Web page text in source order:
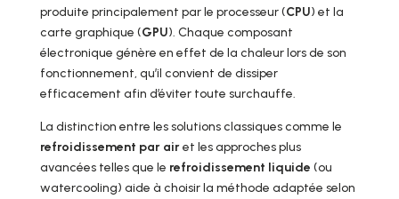
produite principalement par le processeur (CPU) et la
carte graphique (GPU). Chaque composant
électronique génère en effet de la chaleur lors de son
fonctionnement, qu’il convient de dissiper
efficacement afin d’éviter toute surchauffe.
La distinction entre les solutions classiques comme le
refroidissement par airet les approches plus
avancées telles que le refroidissement liquide (ou
watercooling) aide à choisir la méthode adaptée selon